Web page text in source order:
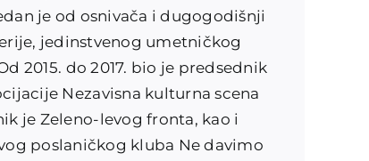
je od osnivača i dugogodišnji
jedinstvenog umetničkog
2015. do 2017. bio je predsednik
Nezavisna kulturna scena
je Zeleno-levog fronta, kao i
poslaničkog kluba Ne davimo